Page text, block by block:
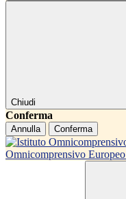
Chiudi
Conferma
Annulla Conferma
Omnicomprensivo Europeo